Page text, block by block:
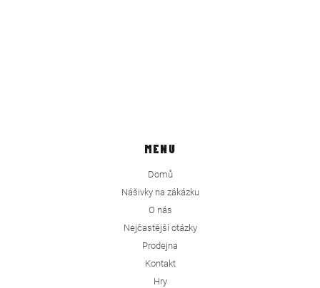
MENU
Domů
Nášivky na zákázku
O nás
Nejčastější otázky
Prodejna
Kontakt
Hry